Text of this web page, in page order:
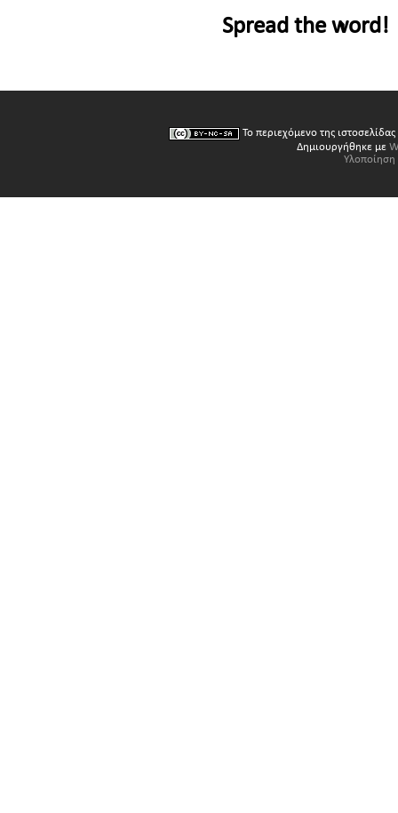
Spread the word!
Το περιεχόμενο της ιστοσελίδας
Δημιουργήθηκε με
Υλοποίηση